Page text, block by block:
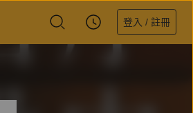
登入 / 註冊